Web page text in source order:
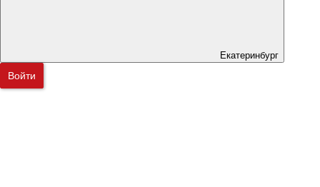
Екатеринбург
Войти